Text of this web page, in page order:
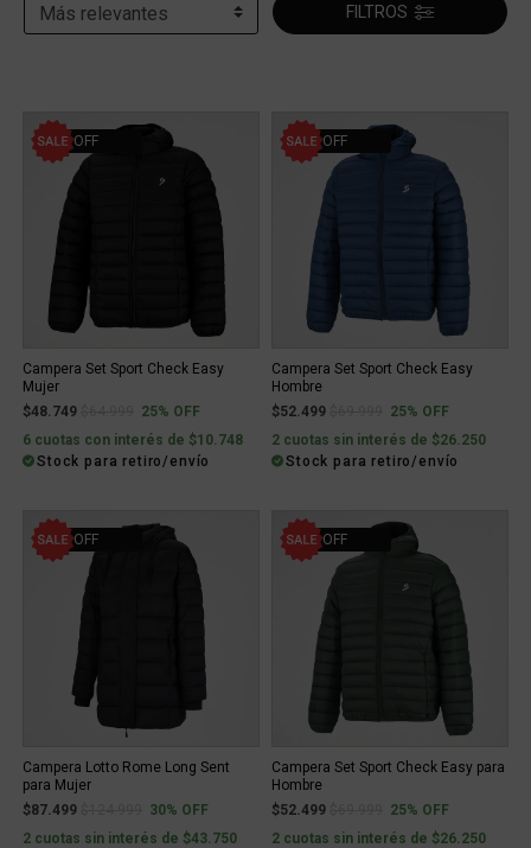
FILTROS
25% OFF
Campera Set Sport Check Easy
Mujer
$48.749
Price reduced from
to25% OFF
6 cuotas con interés de $10.748
Stock para retiro/envío
25% OFF
Campera Set Sport Check Easy
Hombre
$52.499
Price reduced from
to25% OFF
2 cuotas sin interés de $26.250
Stock para retiro/envío
30% OFF
Campera Lotto Rome Long Sent
para Mujer
$87.499
Price reduced from
to30% OFF
2 cuotas sin interés de $43.750
25% OFF
Campera Set Sport Check Easy para
Hombre
$52.499
Price reduced from
to25% OFF
2 cuotas sin interés de $26.250